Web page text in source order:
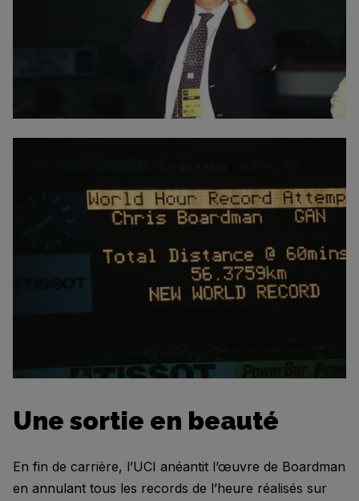
Une sortie en beauté
En fin de carrière, l’UCI anéantit l’œuvre de Boardman
en annulant tous les records de l’heure réalisés sur